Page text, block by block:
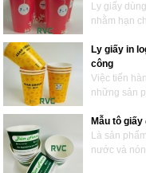
Ly giấy
nhằm hạn
Ly giấy in
công
Việc tiến
những sản
Mẫu tô
Là sản
nước và